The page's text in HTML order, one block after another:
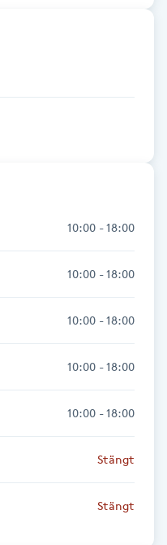
10:00 - 18:00
10:00 - 18:00
10:00 - 18:00
10:00 - 18:00
10:00 - 18:00
Stängt
Stängt